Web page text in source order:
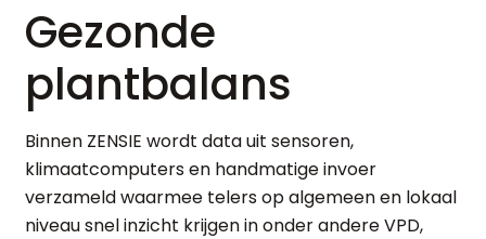
Gezonde
plantbalans
Binnen ZENSIE wordt data uit sensoren,
klimaatcomputers en handmatige invoer
verzameld waarmee telers op algemeen en lokaal
niveau snel inzicht krijgen in onder andere VPD,